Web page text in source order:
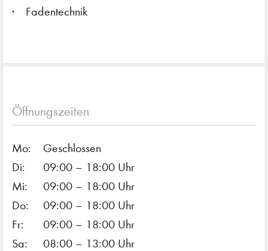
Fadentechnik
Öffnungszeiten
Mo:
Geschlossen
Di:
09:00 – 18:00 Uhr
Mi:
09:00 – 18:00 Uhr
Do:
09:00 – 18:00 Uhr
Fr:
09:00 – 18:00 Uhr
Sa:
08:00 – 13:00 Uhr